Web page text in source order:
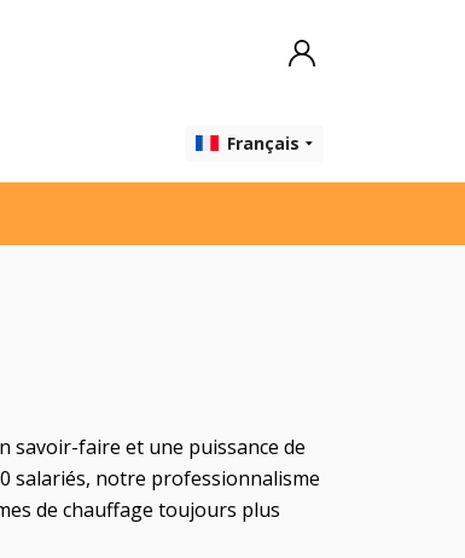
Français
savoir-faire et une puissance de
salariés, notre professionnalisme
de chauffage toujours plus